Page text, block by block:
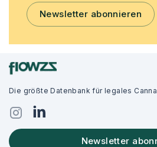
Newsletter abonnieren
Die größte Datenbank für legales
Newsletter